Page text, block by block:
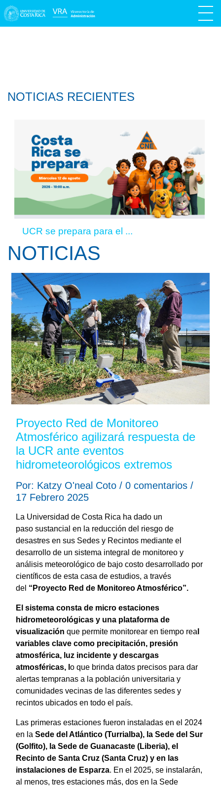
NOTICIAS
Proyecto Red de Monitoreo
Atmosférico agilizará respuesta de
la UCR ante eventos
hidrometeorológicos extremos
Por: Katzy O'neal Coto / 0 comentarios /
17 Febrero 2025
La Universidad de Costa Rica ha dado un
paso sustancial en la reducción del riesgo de
desastres en sus Sedes y Recintos mediante el
desarrollo de un sistema integral de monitoreo y
análisis meteorológico de bajo costo desarrollado por
científicos de esta casa de estudios, a través
del “Proyecto Red de Monitoreo Atmosférico”.
El sistema consta de micro estaciones
hidrometeorológicas y una plataforma de
visualización que permite monitorear en tiempo rea
variables clave como precipitación, presión
atmosférica, luz incidente y descargas
atmosféricas, l o que brinda datos precisos para dar
alertas tempranas a la población universitaria y
comunidades vecinas de las diferentes sedes y
recintos ubicados en todo el país.
Las primeras estaciones fueron instaladas en el 2024
en la Sede del Atlántico (Turrialba), la Sede del Sur
(Golfito), la Sede de Guanacaste (Liberia), el
Recinto de Santa Cruz (Santa Cruz) y en las
instalaciones de Esparza. En el 2025, se instalarán,
al menos, tres estaciones más, dos en la Sede
NOTICIAS RECIENTES
UCR se prepara para el ...